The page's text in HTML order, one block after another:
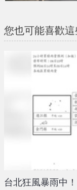
您也可能喜歡
台北狂風暴雨中